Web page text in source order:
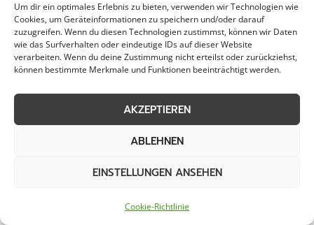
Um dir ein optimales Erlebnis zu bieten, verwenden wir Technologien wie
Cookies, um Geräteinformationen zu speichern und/oder darauf
zuzugreifen. Wenn du diesen Technologien zustimmst, können wir Daten
wie das Surfverhalten oder eindeutige IDs auf dieser Website
verarbeiten. Wenn du deine Zustimmung nicht erteilst oder zurückziehst,
können bestimmte Merkmale und Funktionen beeinträchtigt werden.
AKZEPTIEREN
ABLEHNEN
EINSTELLUNGEN ANSEHEN
Cookie-Richtlinie
Weitere Themen in Rheda-
Wiedenbrück
Schneeräumung